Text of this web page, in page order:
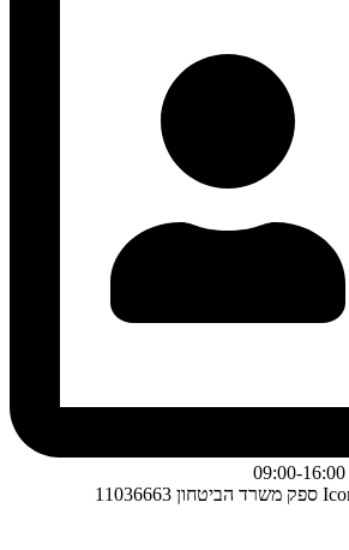
ספק משרד הביטחון 11036663